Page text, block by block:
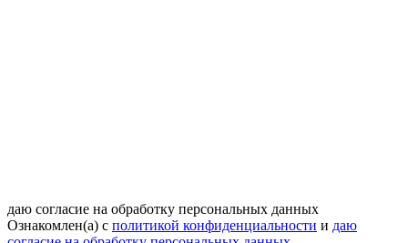
даю согласие на обработку персональных данных
Ознакомлен(а) с политикой конфиденциальности и даю